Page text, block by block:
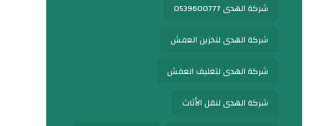
شركة الهدى 0539600777
شركة الهدى لتخزين العفش
شركة الهدى لتغليف العفش
شركة الهدى لنقل الأثاث